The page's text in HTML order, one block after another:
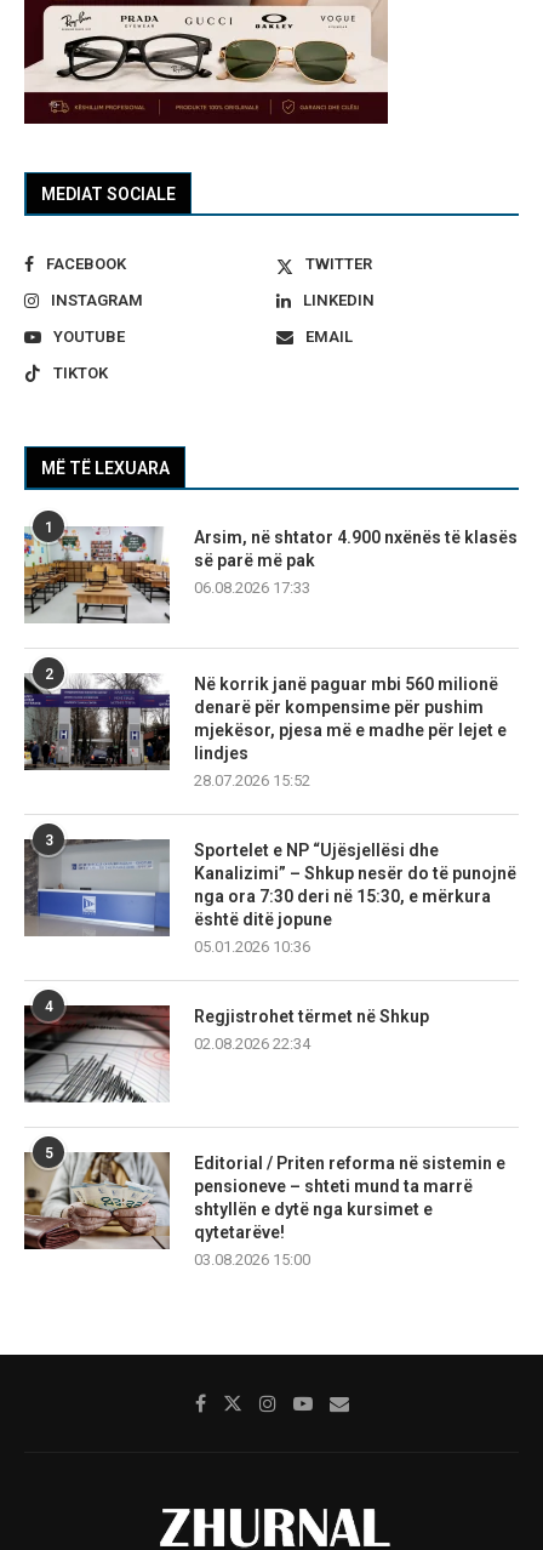
MEDIAT SOCIALE
FACEBOOK
TWITTER
INSTAGRAM
LINKEDIN
YOUTUBE
EMAIL
TIKTOK
MË TË LEXUARA
1
Arsim, në shtator 4.900 nxënës të klasës
së parë më pak
06.08.2026 17:33
2
Në korrik janë paguar mbi 560 milionë
denarë për kompensime për pushim
mjekësor, pjesa më e madhe për lejet e
lindjes
28.07.2026 15:52
3
Sportelet e NP “Ujësjellësi dhe
Kanalizimi” – Shkup nesër do të punojnë
nga ora 7:30 deri në 15:30, e mërkura
është ditë jopune
05.01.2026 10:36
4
Regjistrohet tërmet në Shkup
02.08.2026 22:34
5
Editorial / Priten reforma në sistemin e
pensioneve – shteti mund ta marrë
shtyllën e dytë nga kursimet e
qytetarëve!
03.08.2026 15:00